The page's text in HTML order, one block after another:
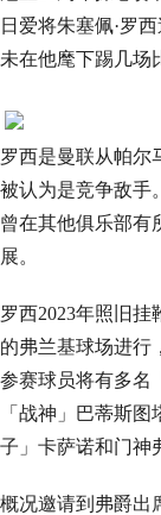
日爱将朱塞佩·罗
未在他麾下踢几场
罗西是曼联从帕尔
被认为是竞争敌手
曾在其他俱乐部有
展。
罗西2023年照旧
的弗兰基球场进行
参赛球员将有多名
「战神」巴蒂斯
子」卡萨诺和门神
概况邀请到弗爵出